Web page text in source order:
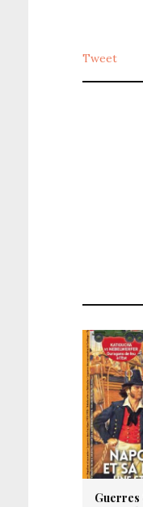
Tweet
Guerres